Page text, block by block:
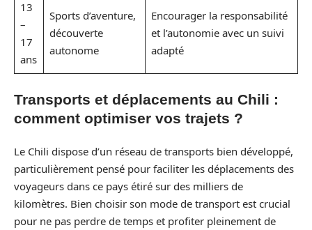
13
–
17
ans
Sports d’aventure,
découverte
autonome
Encourager la responsabilité
et l’autonomie avec un suivi
adapté
Transports et déplacements au Chili :
comment optimiser vos trajets ?
Le Chili dispose d’un réseau de transports bien développé,
particulièrement pensé pour faciliter les déplacements des
voyageurs dans ce pays étiré sur des milliers de
kilomètres. Bien choisir son mode de transport est crucial
pour ne pas perdre de temps et profiter pleinement de